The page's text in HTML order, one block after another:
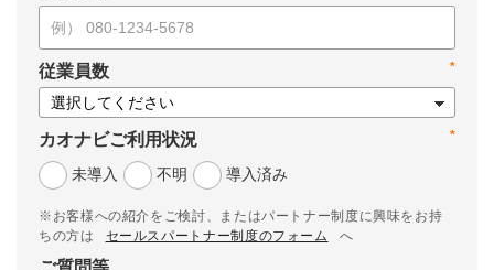
*
従業員数
*
カオナビご利用状況
未導入
不明 導入済み
※お客様への紹介をご検討、またはパートナー制度に興味をお持
ちの方は
セールスパートナー制度のフォーム へ